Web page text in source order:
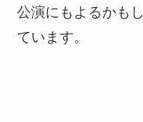
公演にもよるかも
ています。